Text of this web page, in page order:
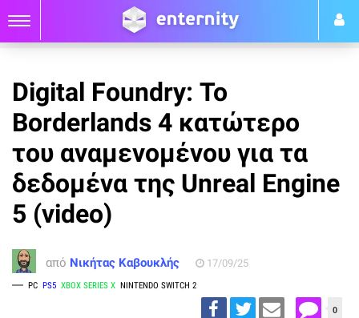
Digital Foundry: Το
Borderlands 4 κατώτερο
του αναμενομένου για τα
δεδομένα της Unreal Engine
5 (video)
από Νικήτας Καβουκλής 17/09/25
PC PS5 XBOX SERIES X NINTENDO SWITCH 2
0